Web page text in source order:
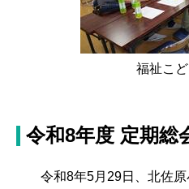
福祉こ
令和8年度 定期総
令和8年5月29日、北佐原